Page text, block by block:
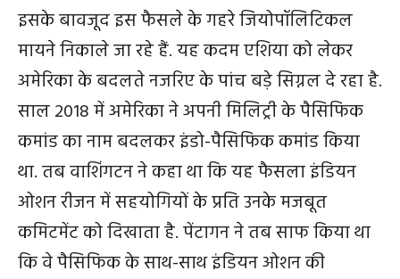
इसके बावजूद इस फैसले के गहरे जियोपॉलिटिकल
मायने निकाले जा रहे हैं. यह कदम एशिया को लेकर
अमेरिका के बदलते नजरिए के पांच बड़े सिग्नल दे रहा है.
साल 2018 में अमेरिका ने अपनी मिलिट्री के पैसिफिक
कमांड का नाम बदलकर इंडो-पैसिफिक कमांड किया
था. तब वाशिंगटन ने कहा था कि यह फैसला इंडियन
ओशन रीजन में सहयोगियों के प्रति उनके मजबूत
कमिटमेंट को दिखाता है. पेंटागन ने तब साफ किया था
कि वे पैसिफिक के साथ-साथ इंडियन ओशन की